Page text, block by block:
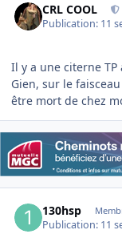
CRL COOL
Publication: 11
Il y a une citerne
Gien, sur le
être mort de chez
130hsp
Publication: 11